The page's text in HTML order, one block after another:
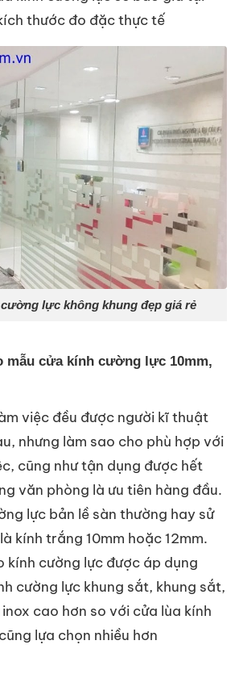
thước đo đặc thực tế
lực không khung đẹp giá rẻ
mẫu cửa kính cường lực 10mm,
việc đều được người kĩ thuật
nhưng làm sao cho phù hợp với
cũng như tận dụng được hết
văn phòng là ưu tiên hàng đầu.
lực bản lề sàn thường hay sử
kính trắng 10mm hoặc 12mm.
kính cường lực được áp dụng
cường lực khung sắt, khung sắt,
cao hơn so với cửa lùa kính
lựa chọn nhiều hơn